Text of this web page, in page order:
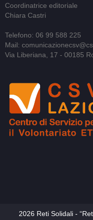
Coordinatrice editoriale
Chiara Castri
Telefono: 06 99 588 225
Mail:
Via Liberiana, 17 - 00185
2026 Reti Solidali -